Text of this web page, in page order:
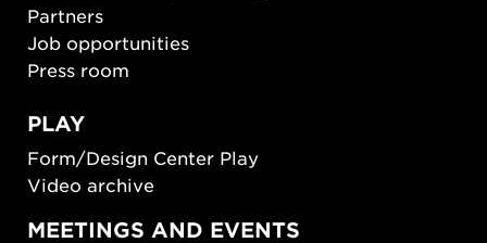
Partners
Job opportunities
Press room
PLAY
Form/Design Center Play
Video archive
MEETINGS AND EVENTS